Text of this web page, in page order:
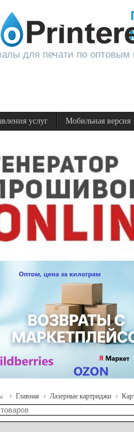
для печати по оптовым
услуг Мобильная версия
Главная Лазерные картриджи